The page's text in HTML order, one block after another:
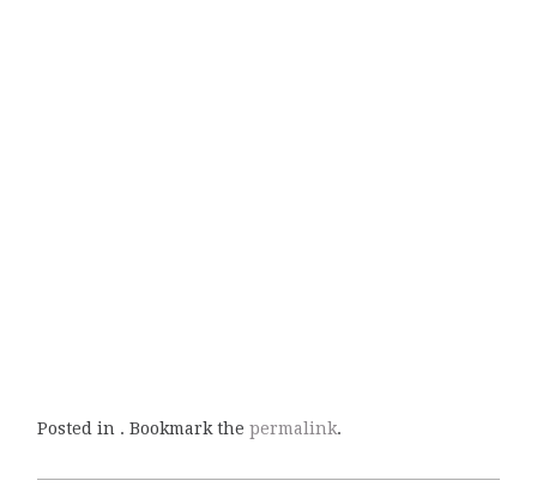
Posted in . Bookmark the permalink.